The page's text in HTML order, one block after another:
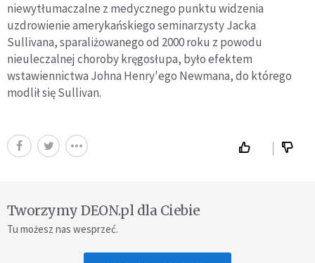
niewytłumaczalne z medycznego punktu widzenia
uzdrowienie amerykańskiego seminarzysty Jacka
Sullivana, sparaliżowanego od 2000 roku z powodu
nieuleczalnej choroby kręgosłupa, było efektem
wstawiennictwa Johna Henry'ego Newmana, do którego
modlił się Sullivan.
Tworzymy DEON.pl dla Ciebie
Tu możesz nas wesprzeć.